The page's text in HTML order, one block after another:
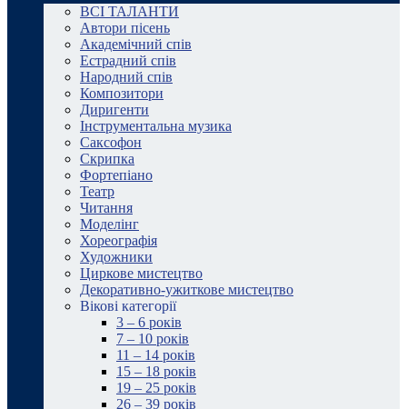
ВСІ ТАЛАНТИ
Автори пісень
Академічний спів
Естрадний спів
Народний спів
Композитори
Диригенти
Інструментальна музика
Саксофон
Скрипка
Фортепіано
Театр
Читання
Моделінг
Хореографія
Художники
Циркове мистецтво
Декоративно-ужиткове мистецтво
Вікові категорії
3 – 6 років
7 – 10 років
11 – 14 років
15 – 18 років
19 – 25 років
26 – 39 років